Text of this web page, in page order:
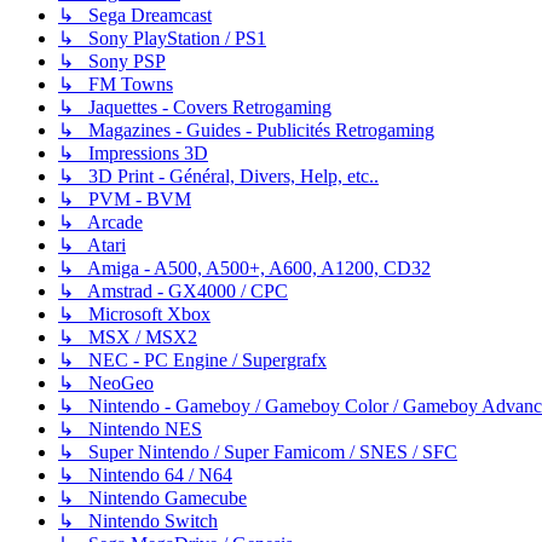
↳ Sega Dreamcast
↳ Sony PlayStation / PS1
↳ Sony PSP
↳ FM Towns
↳ Jaquettes - Covers Retrogaming
↳ Magazines - Guides - Publicités Retrogaming
↳ Impressions 3D
↳ 3D Print - Général, Divers, Help, etc..
↳ PVM - BVM
↳ Arcade
↳ Atari
↳ Amiga - A500, A500+, A600, A1200, CD32
↳ Amstrad - GX4000 / CPC
↳ Microsoft Xbox
↳ MSX / MSX2
↳ NEC - PC Engine / Supergrafx
↳ NeoGeo
↳ Nintendo - Gameboy / Gameboy Color / Gameboy
↳ Nintendo NES
↳ Super Nintendo / Super Famicom / SNES / SFC
↳ Nintendo 64 / N64
↳ Nintendo Gamecube
↳ Nintendo Switch